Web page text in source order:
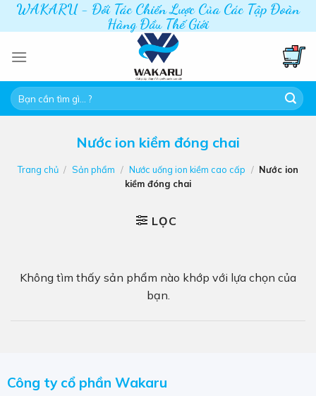
SkipWAKARU - Đối Tác Chiến Lược Của Các Tập Đoàn
Hàng Đầu Thế Giới
Tìm
kiếm:
Nước ion kiềm đóng chai
Trang chủ / Sản phẩm / Nước uống ion kiềm cao cấp / Nước ion
kiềm đóng chai
LỌC
Không tìm thấy sản phẩm nào khớp với lựa chọn của
bạn.
Công ty cổ phần Wakaru